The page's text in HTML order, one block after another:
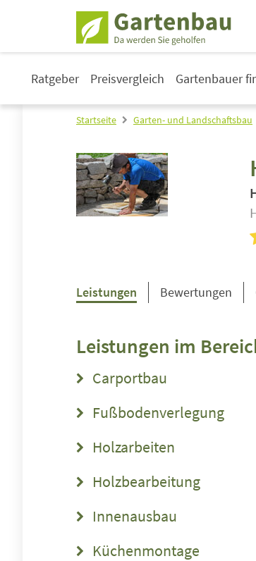
Ratgeber Preisvergleich Gartenbauer
Startseite Garten- und Landschaftsbau
Leistungen Bewertungen
Leistungen im
Carportbau
Fußbodenverlegung
Holzarbeiten
Holzbearbeitung
Innenausbau
Küchenmontage